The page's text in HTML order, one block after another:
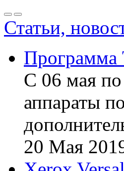
Статьи,
Программа
С 06 мая
аппараты
20 Мая